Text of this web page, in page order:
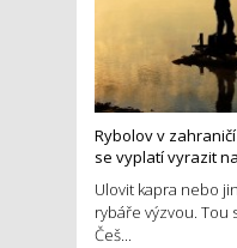
Rybolov v
se vyplatí vyrazit
Ulovit kapra nebo
rybáře výzvou. Tou
Češ...